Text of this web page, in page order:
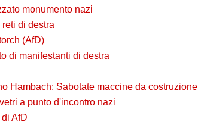
monumento nazi
di destra
(AfD)
di manifestanti di destra
Hambach: Sabotate maccine da costruzione
a punto d'incontro nazi
AfD